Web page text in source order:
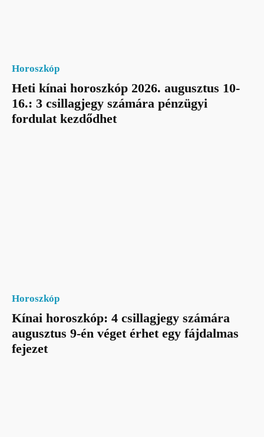
Horoszkóp
Heti kínai horoszkóp 2026. augusztus 10-
16.: 3 csillagjegy számára pénzügyi
fordulat kezdődhet
Horoszkóp
Kínai horoszkóp: 4 csillagjegy számára
augusztus 9-én véget érhet egy fájdalmas
fejezet